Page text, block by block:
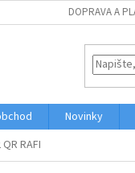
DOPRAVA A
Novinky
RAFI